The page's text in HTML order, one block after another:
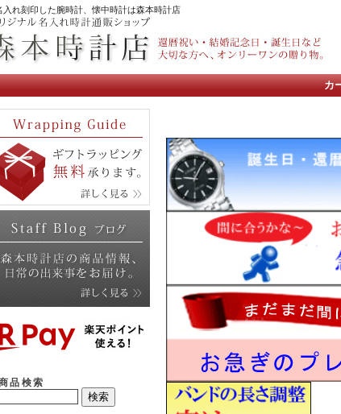
入れ刻印した腕時計、懐中時計は森本時計店
カ
品検索